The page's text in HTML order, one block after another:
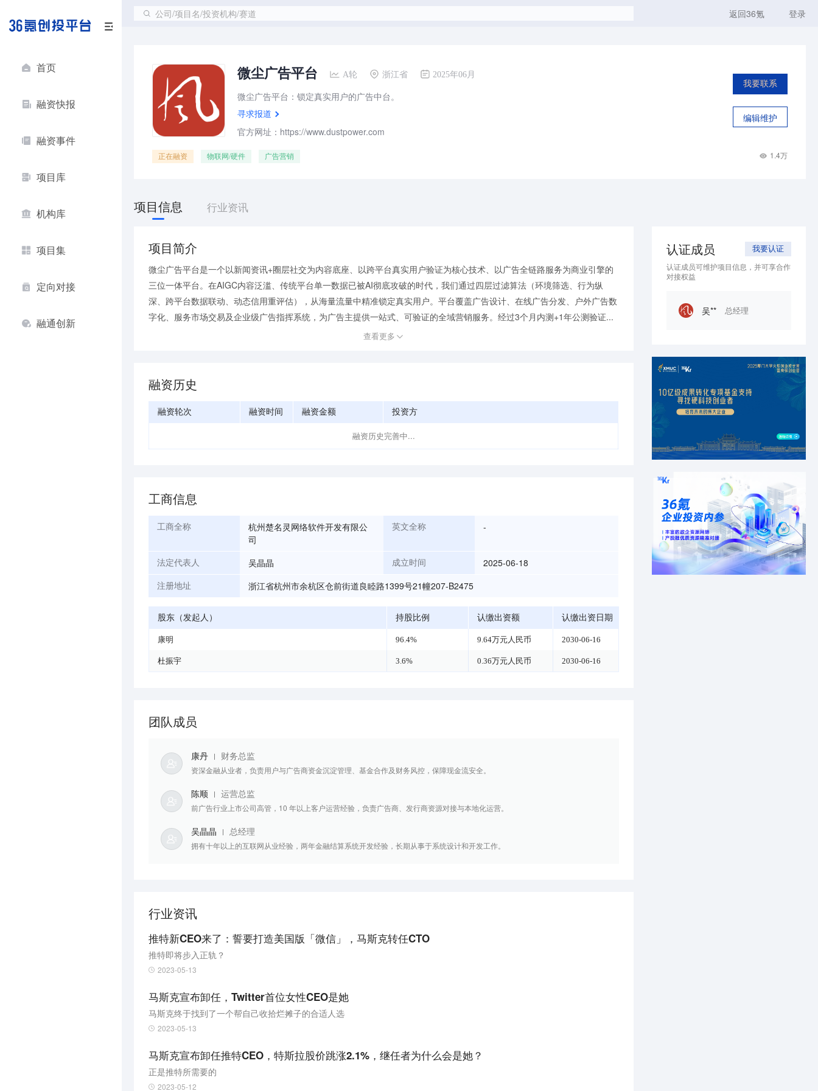
首页
融资快报
融资事件
项目库
机构库
项目集
定向对接
融通创新
公司/项目名/投资机构/赛道 返回36氪 登录
微尘广告平台 A轮 浙江省 2025年06月
微尘广告平台：锁定真实用户的广告中台。
寻求报道
官方网址：https://www.dustpower.com
我要联系
编辑维护
正在融资 物联网/硬件 广告营销 1.4万
项目信息 行业资讯
项目简介
微尘广告平台是一个以新闻资讯+圈层社交为内容底座、以跨平台真实用户验证为核心技术、以广告全链路服务为商业引擎的
三位一体平台。在AIGC内容泛滥、传统平台单一数据已被AI彻底攻破的时代，我们通过四层过滤算法（环境筛选、行为纵
深、跨平台数据联动、动态信用重评估），从海量流量中精准锁定真实用户。平台覆盖广告设计、在线广告分发、户外广告数
字化、服务市场交易及企业级广告指挥系统，为广告主提供一站式、可验证的全域营销服务。经过3个月内测+1年公测验证...
查看更多
融资历史
融资轮次 融资时间 融资金额 投资方
融资历史完善中...
工商信息
工商全称
杭州楚名灵网络软件开发有限公
司
英文全称 -
法定代表人 吴晶晶 成立时间 2025-06-18
注册地址 浙江省杭州市余杭区仓前街道良睦路1399号21幢207-B2475
股东（发起人） 持股比例 认缴出资额 认缴出资日期
康明 96.4% 9.64万元人民币 2030-06-16
杜振宇 3.6% 0.36万元人民币 2030-06-16
团队成员
康丹 财务总监
资深金融从业者，负责用户与广告商资金沉淀管理、基金合作及财务风控，保障现金流安全。
陈顺 运营总监
前广告行业上市公司高管，10 年以上客户运营经验，负责广告商、发行商资源对接与本地化运营。
吴晶晶 总经理
拥有十年以上的互联网从业经验，两年金融结算系统开发经验，长期从事于系统设计和开发工作。
行业资讯
推特新CEO来了：誓要打造美国版「微信」，马斯克转任CTO
推特即将步入正轨？
2023-05-13
马斯克宣布卸任，Twitter首位女性CEO是她
马斯克终于找到了一个帮自己收拾烂摊子的合适人选
2023-05-13
马斯克宣布卸任推特CEO，特斯拉股价跳涨2.1%，继任者为什么会是她？
正是推特所需要的
2023-05-12
认证成员 我要认证
认证成员可维护项目信息，并可享合作
对接权益
吴** 总经理